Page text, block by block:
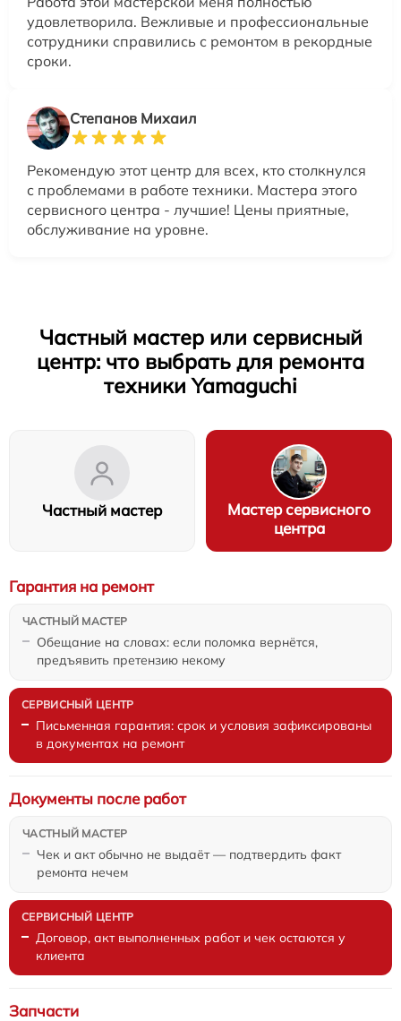
удовлетворила. Вежливые и профессиональные
сотрудники справились с ремонтом в рекордные
сроки.
Степанов Михаил
Рекомендую этот центр для всех, кто столкнулся
с проблемами в работе техники. Мастера этого
сервисного центра - лучшие! Цены приятные,
обслуживание на уровне.
Частный мастер или сервисный
центр: что выбрать для ремонта
техники Yamaguchi
Частный мастер
Мастер сервисного
центра
Обещание на словах: если поломка вернётся,
предъявить претензию некому
Гарантия на ремонт
Письменная гарантия: срок и условия зафиксированы
в документах на ремонт
Чек и акт обычно не выдаёт — подтвердить факт
ремонта нечем
Документы после работ
Договор, акт выполненных работ и чек остаются у
клиента
Запчасти